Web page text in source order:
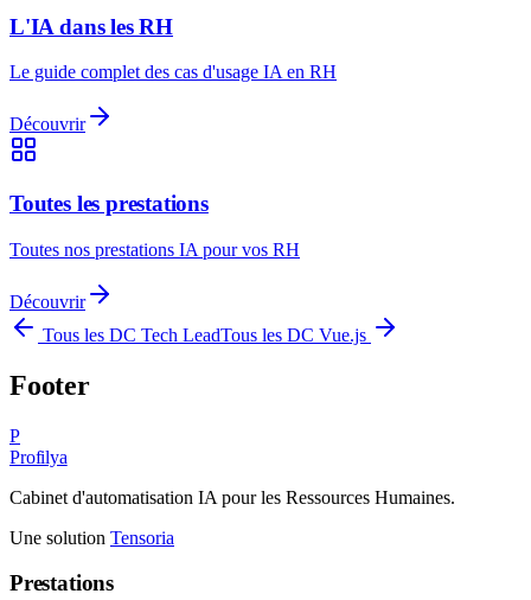
L'IA dans les RH
Le guide complet des cas d'usage IA en RH
Découvrir
Toutes les prestations
Toutes nos prestations IA pour vos RH
Découvrir
Tous les DC Tech LeadTous les DC Vue.js
Footer
P
Profilya
Cabinet d'automatisation IA pour les Ressources Humaines.
Une solution Tensoria
Prestations